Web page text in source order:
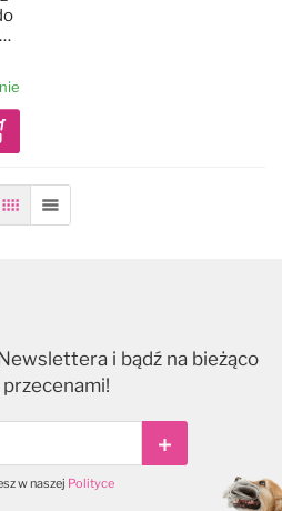
SiatkaLista
i bądź na bieżąco
Subskrybuj
w naszej Polityce